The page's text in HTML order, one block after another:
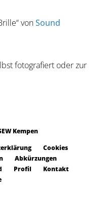
vonSound
fotografiert oder zur
Kempen
Cookies
Abkürzungen
Profil
Kontakt